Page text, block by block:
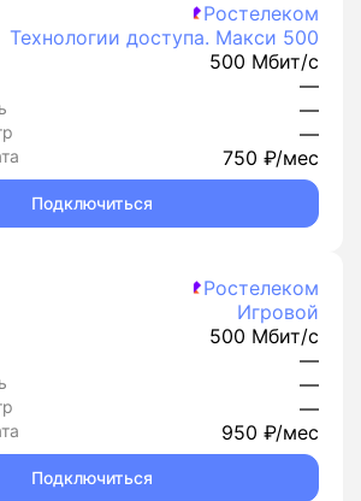
Ростелеком
Технологии доступа. Макси 500
500 Мбит/с
—
—
—
750 ₽/мес
Подключиться
Ростелеком
Игровой
500 Мбит/с
—
—
—
950 ₽/мес
Подключиться